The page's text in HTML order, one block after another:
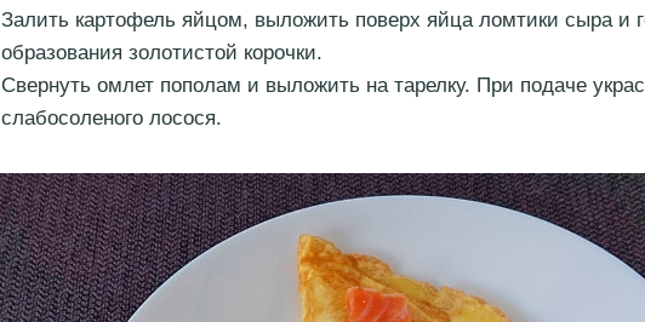
Залить картофель яйцом, выложить поверх яйца ломтики сыра и
образования золотистой корочки.
Свернуть омлет пополам и выложить на тарелку. При подаче
слабосоленого лосося.